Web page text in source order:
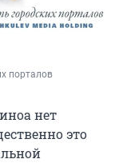
порталов
нет
это